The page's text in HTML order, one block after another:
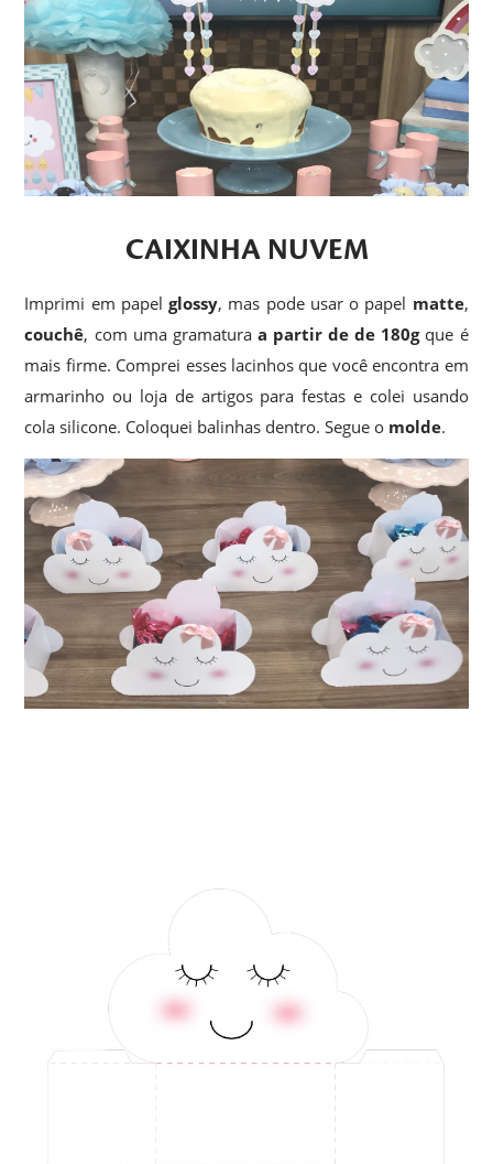
CAIXINHA NUVEM
Imprimi em papelglossy, mas pode usar o papel matte,
couchê, com uma gramatura a partir de de 180gque é
mais firme. Comprei esses lacinhos que você encontra em
armarinho ou loja de artigos para festas e colei usando
cola silicone. Coloquei balinhas dentro. Segue o molde.